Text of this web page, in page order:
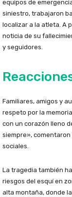
equipos de
siniestro, trabajaron
localizar a la atleta. A
noticia de su
y seguidores.
Familiares, amigos y
respeto por la
con un corazón lleno
siempre»,
sociales.
La tragedia también
riesgos del esquí en
alta montaña, donde